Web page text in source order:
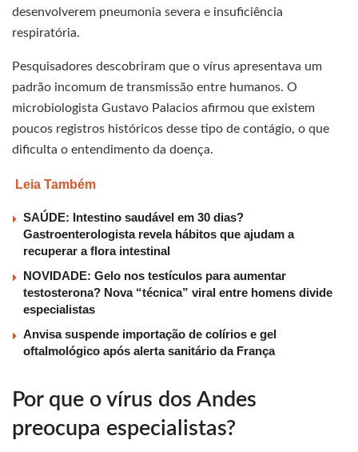
desenvolverem pneumonia severa e insuficiência
respiratória.
Pesquisadores descobriram que o vírus apresentava um
padrão incomum de transmissão entre humanos. O
microbiologista Gustavo Palacios afirmou que existem
poucos registros históricos desse tipo de contágio, o que
dificulta o entendimento da doença.
Leia Também
SAÚDE: Intestino saudável em 30 dias?
Gastroenterologista revela hábitos que ajudam a
recuperar a flora intestinal
NOVIDADE: Gelo nos testículos para aumentar
testosterona? Nova “técnica” viral entre homens divide
especialistas
Anvisa suspende importação de colírios e gel
oftalmológico após alerta sanitário da França
Por que o vírus dos Andes
preocupa especialistas?